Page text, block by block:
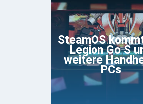
SteamOS
Legion Go S
weitere
PCs